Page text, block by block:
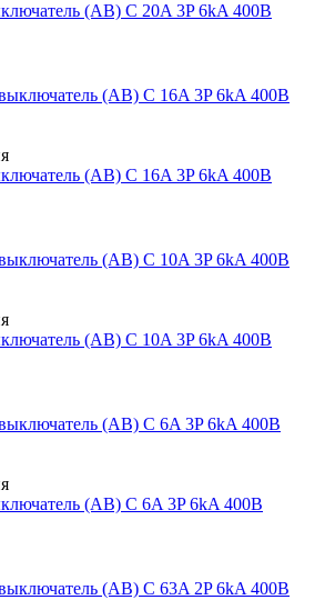
(АВ) C 20A 3P 6kA 400В
(АВ) C 16A 3P 6kA 400В
(АВ) C 10A 3P 6kA 400В
(АВ) C 6A 3P 6kA 400В